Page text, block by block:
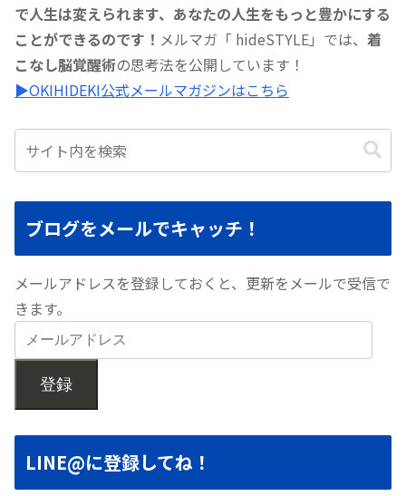
で人生は変えられます、あなたの人生をもっと豊かにする
ことができるのです！ メルマガ「 hideSTYLE」では、 着
こなし脳覚醒術の思考法を公開しています！
▶︎OKIHIDEKI公式メールマガジンはこちら
ブログをメールでキャッチ！
メールアドレスを登録しておくと、更新をメールで受信で
きます。
登録
LINE@に登録してね！